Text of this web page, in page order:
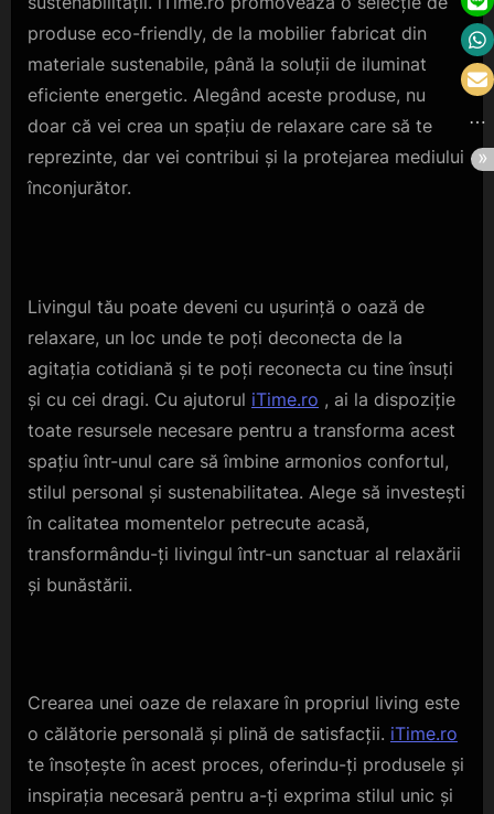
produse eco-friendly, de la mobilier fabricat din
materiale sustenabile, până la soluții de iluminat
eficiente energetic. Alegând aceste produse, nu
doar că vei crea un spațiu de relaxare care să te
reprezinte, dar vei contribui și la protejarea mediului
înconjurător.
Livingul tău poate deveni cu ușurință o oază de
relaxare, un loc unde te poți deconecta de la
agitația cotidiană și te poți reconecta cu tine însuți
și cu cei dragi. Cu ajutorul iTime.ro , ai la dispoziție
toate resursele necesare pentru a transforma acest
spațiu într-unul care să îmbine armonios confortul,
stilul personal și sustenabilitatea. Alege să investești
în calitatea momentelor petrecute acasă,
transformându-ți livingul într-un sanctuar al relaxării
și bunăstării.
Crearea unei oaze de relaxare în propriul living este
o călătorie personală și plină de satisfacții. iTime.ro
te însoțește în acest proces, oferindu-ți produsele și
inspirația necesară pentru a-ți exprima stilul unic și